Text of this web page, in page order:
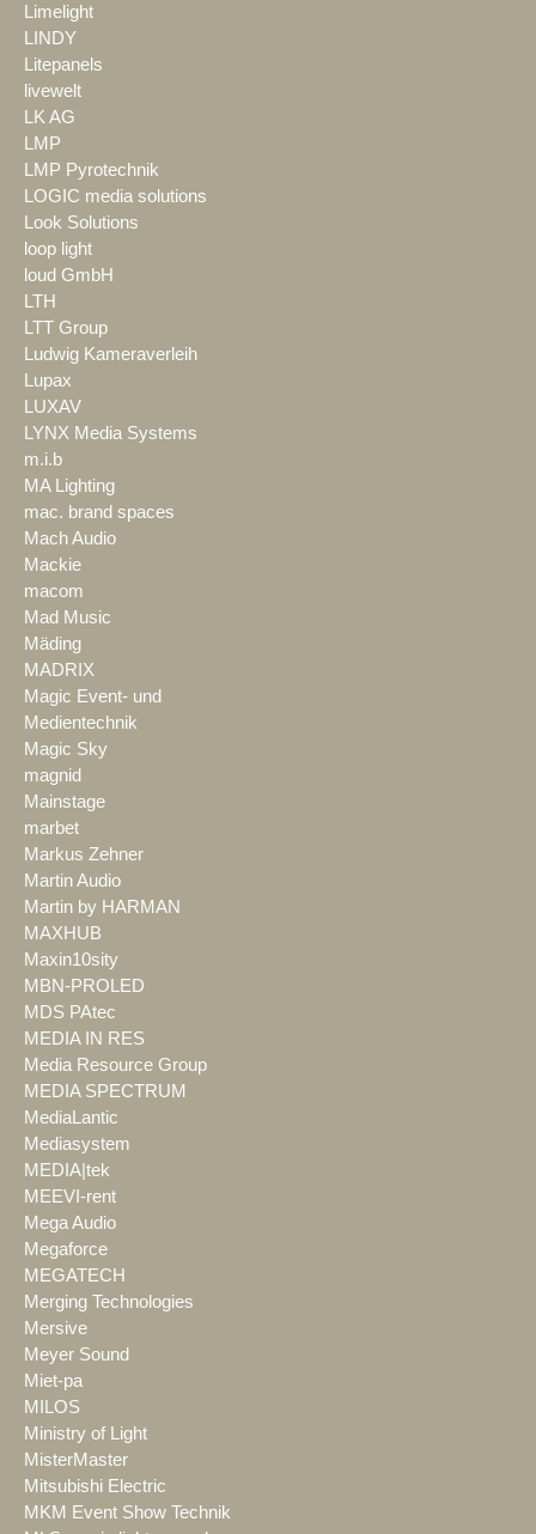
Limelight
LINDY
Litepanels
livewelt
LK AG
LMP
LMP Pyrotechnik
LOGIC media solutions
Look Solutions
loop light
loud GmbH
LTH
LTT Group
Ludwig Kameraverleih
Lupax
LUXAV
LYNX Media Systems
m.i.b
MA Lighting
mac. brand spaces
Mach Audio
Mackie
macom
Mad Music
Mäding
MADRIX
Magic Event- und
Medientechnik
Magic Sky
magnid
Mainstage
marbet
Markus Zehner
Martin Audio
Martin by HARMAN
MAXHUB
Maxin10sity
MBN-PROLED
MDS PAtec
MEDIA IN RES
Media Resource Group
MEDIA SPECTRUM
MediaLantic
Mediasystem
MEDIA|tek
MEEVI-rent
Mega Audio
Megaforce
MEGATECH
Merging Technologies
Mersive
Meyer Sound
Miet-pa
MILOS
Ministry of Light
MisterMaster
Mitsubishi Electric
MKM Event Show Technik